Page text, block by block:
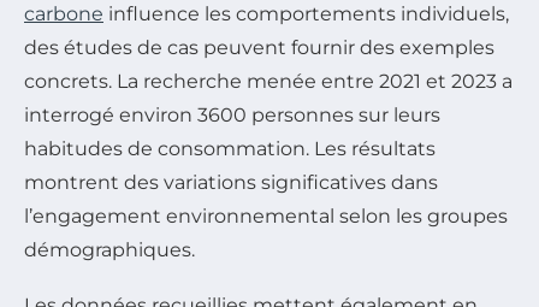
carbone influence les comportements individuels,
des études de cas peuvent fournir des exemples
concrets. La recherche menée entre 2021 et 2023 a
interrogé environ 3600 personnes sur leurs
habitudes de consommation. Les résultats
montrent des variations significatives dans
l’engagement environnemental selon les groupes
démographiques.